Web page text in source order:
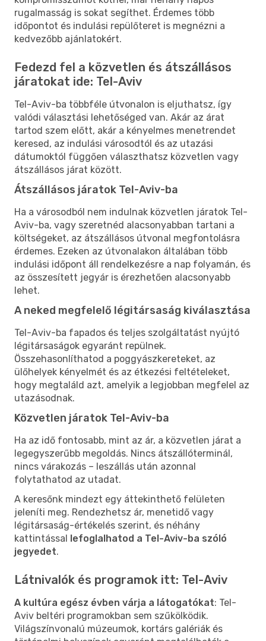
rugalmasság is sokat segíthet. Érdemes több
időpontot és indulási repülőteret is megnézni a
kedvezőbb ajánlatokért.
Fedezd fel a közvetlen és átszállásos
járatokat ide: Tel-Aviv
Tel-Aviv-ba többféle útvonalon is eljuthatsz, így
valódi választási lehetőséged van. Akár az árat
tartod szem előtt, akár a kényelmes menetrendet
keresed, az indulási városodtól és az utazási
dátumoktól függően választhatsz közvetlen vagy
átszállásos járat között.
Átszállásos járatok Tel-Aviv-ba
Ha a városodból nem indulnak közvetlen járatok Tel-
Aviv-ba, vagy szeretnéd alacsonyabban tartani a
költségeket, az átszállásos útvonal megfontolásra
érdemes. Ezeken az útvonalakon általában több
indulási időpont áll rendelkezésre a nap folyamán, és
az összesített jegyár is érezhetően alacsonyabb
lehet.
A neked megfelelő légitársaság kiválasztása
Tel-Aviv-ba fapados és teljes szolgáltatást nyújtó
légitársaságok egyaránt repülnek.
Összehasonlíthatod a poggyászkereteket, az
ülőhelyek kényelmét és az étkezési feltételeket,
hogy megtaláld azt, amelyik a legjobban megfelel az
utazásodnak.
Közvetlen járatok Tel-Aviv-ba
Ha az idő fontosabb, mint az ár, a közvetlen járat a
legegyszerűbb megoldás. Nincs átszállóterminál,
nincs várakozás – leszállás után azonnal
folytathatod az utadat.
A keresőnk mindezt egy áttekinthető felületen
jeleníti meg. Rendezhetsz ár, menetidő vagy
légitársaság-értékelés szerint, és néhány
kattintással lefoglalhatod a Tel-Aviv-ba szóló
jegyedet.
Látnivalók és programok itt: Tel-Aviv
A kultúra egész évben várja a látogatókat: Tel-
Aviv beltéri programokban sem szűkölködik.
Világszínvonalú múzeumok, kortárs galériák és